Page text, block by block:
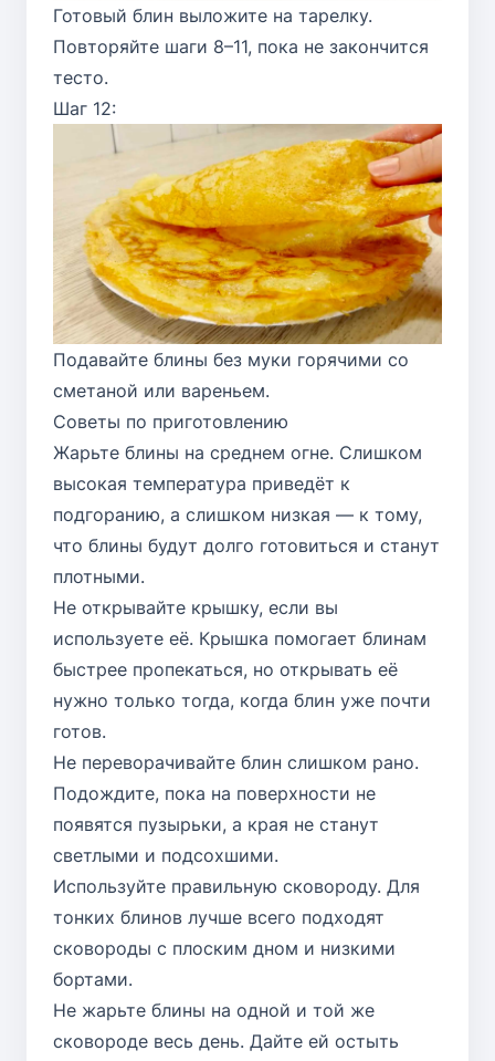
Готовый блин выложите на тарелку.
Повторяйте шаги 8–11, пока не закончится
тесто.
Шаг 12:
Подавайте блины без муки горячими со
сметаной или вареньем.
Советы по приготовлению
Жарьте блины на среднем огне. Слишком
высокая температура приведёт к
подгоранию, а слишком низкая — к тому,
что блины будут долго готовиться и станут
плотными.
Не открывайте крышку, если вы
используете её. Крышка помогает блинам
быстрее пропекаться, но открывать её
нужно только тогда, когда блин уже почти
готов.
Не переворачивайте блин слишком рано.
Подождите, пока на поверхности не
появятся пузырьки, а края не станут
светлыми и подсохшими.
Используйте правильную сковороду. Для
тонких блинов лучше всего подходят
сковороды с плоским дном и низкими
бортами.
Не жарьте блины на одной и той же
сковороде весь день. Дайте ей остыть